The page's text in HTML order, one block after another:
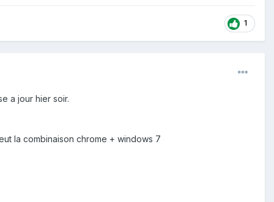
1
a jour hier soir.
la combinaison chrome + windows 7